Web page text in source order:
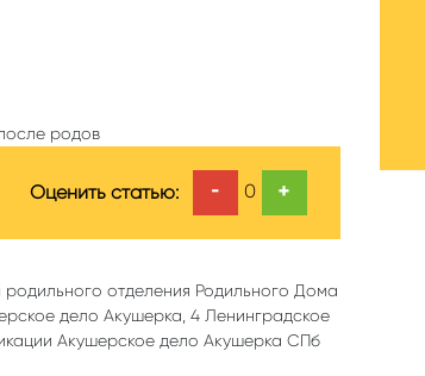
родов
Оценить статью: - 0 +
отделения Родильного Дома
дело Акушерка, 4 Ленинградское
Акушерское дело Акушерка СПб